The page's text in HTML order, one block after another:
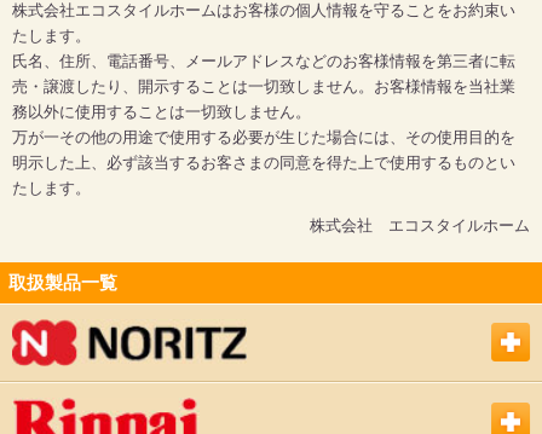
株式会社エコスタイルホームはお客様の個人情報を守ることをお約束い
たします。
氏名、住所、電話番号、メールアドレスなどのお客様情報を第三者に転
売・譲渡したり、開示することは一切致しません。お客様情報を当社業
務以外に使用することは一切致しません。
万が一その他の用途で使用する必要が生じた場合には、その使用目的を
明示した上、必ず該当するお客さまの同意を得た上で使用するものとい
たします。
株式会社 エコスタイルホーム
取扱製品一覧